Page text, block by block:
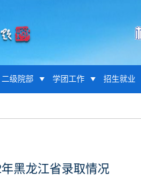
二级院部 学团工作 招生就业
黑龙江省录取情况